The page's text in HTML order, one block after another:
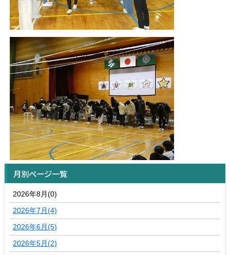
月別ページ一覧
2026年8月(0)
2026年7月(4)
2026年6月(5)
2026年5月(2)